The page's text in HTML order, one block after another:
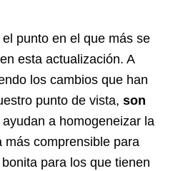
punto en el que más se
en esta actualización. A
los cambios que han
punto de vista, son
ayudan a homogeneizar la
más comprensible para
para los que tienen